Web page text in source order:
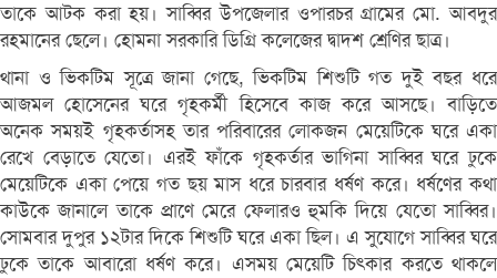
তাকে আটক করা হয়। সাব্বির উপজেলার ওপারচর গ্রামের মো. আবদুর
রহমানের ছেলে। হোমনা সরকারি ডিগ্রি কলেজের দ্বাদশ শ্রেণির ছাত্র।
থানা ও ভিকটিম সূত্রে জানা গেছে, ভিকটিম শিশুটি গত দুই বছর ধরে
আজমল হোসেনের ঘরে গৃহকর্মী হিসেবে কাজ করে আসছে। বাড়িতে
অনেক সময়ই গৃহকর্তাসহ তার পরিবারের লোকজন মেয়েটিকে ঘরে একা
রেখে বেড়াতে যেতো। এরই ফাঁকে গৃহকর্তার ভাগিনা সাব্বির ঘরে ঢুকে
মেয়েটিকে একা পেয়ে গত ছয় মাস ধরে চারবার ধর্ষণ করে। ধর্ষণের কথা
কাউকে জানালে তাকে প্রাণে মেরে ফেলারও হুমকি দিয়ে যেতো সাব্বির।
সোমবার দুপুর ১২টার দিকে শিশুটি ঘরে একা ছিল। এ সুযোগে সাব্বির ঘরে
ঢুকে তাকে আবারো ধর্ষণ করে। এসময় মেয়েটি চিৎকার করতে থাকলে